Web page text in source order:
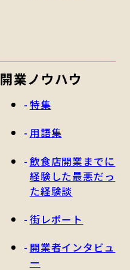
開業ノウハウ
特集
用語集
飲食店開業までに
経験した最悪だっ
た経験談
街レポート
開業者インタビュ
ー